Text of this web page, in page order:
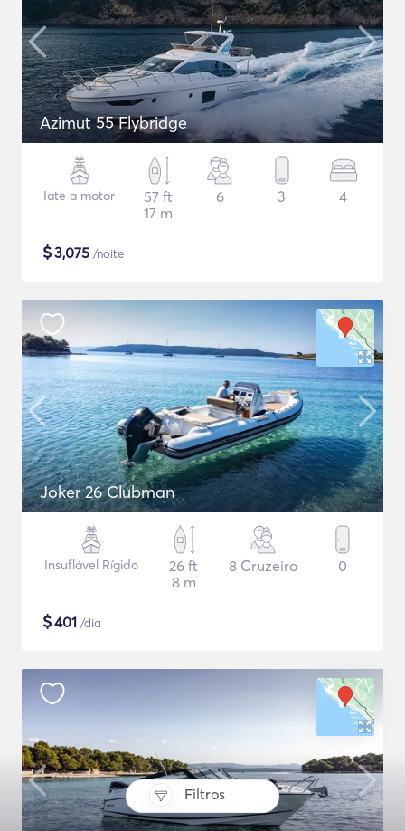
Filtros
Azimut 55 Flybridge
Iate a motor
57 ft
17 m
6 3 4
$3,075 /noite
Joker 26 Clubman
Insuflável Rígido
26 ft
8 m
8 Cruzeiro 0
$401 /dia